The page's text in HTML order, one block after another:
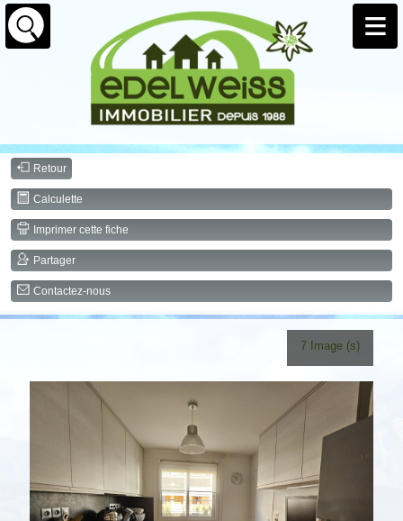
Retour
Calculette
Imprimer cette fiche
Partager
Contactez-nous
7 Image (s)